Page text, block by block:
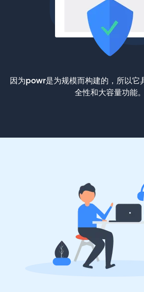
因为powr是为规模而构建的，所以它
全性和大容量功能。